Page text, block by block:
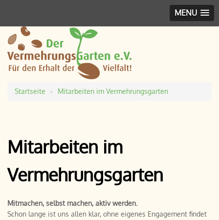
MENU
Pfadnavigation
Startseite Mitarbeiten im Vermehrungsgarten
Mitarbeiten im
Vermehrungsgarten
Mitmachen, selbst machen, aktiv werden.
Schon lange ist uns allen klar, ohne eigenes Engagement findet